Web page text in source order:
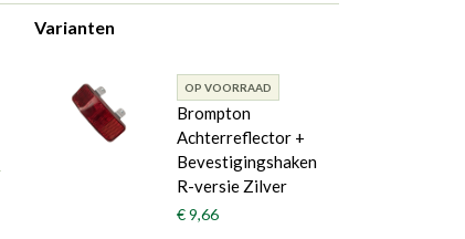
Varianten
OP VOORRAAD
Brompton
Achterreflector +
Bevestigingshaken
R-versie Zilver
€ 9,66